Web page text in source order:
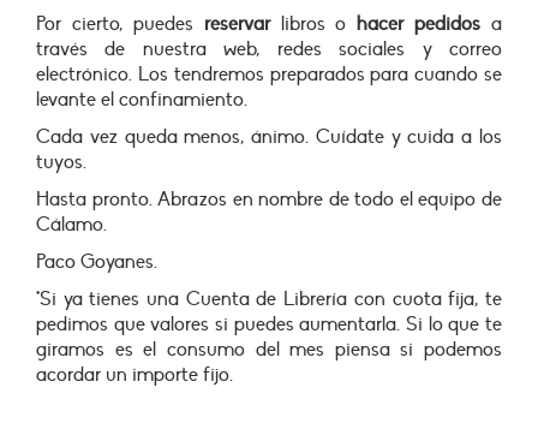
Por cierto, puedes reservarlibros ohacer pedidos a
través de nuestra web, redes sociales y correo
electrónico. Los tendremos preparados para cuando se
levante el confinamiento.
Cada vez queda menos, ánimo. Cuídate y cuida a los
tuyos.
Hasta pronto. Abrazos en nombre de todo el equipo de
Cálamo.
Paco Goyanes.
*Si ya tienes una Cuenta de Librería con cuota fija, te
pedimos que valores si puedes aumentarla. Si lo que te
giramos es el consumo del mes piensa si podemos
acordar un importe fijo.